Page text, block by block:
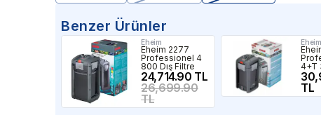
Benzer Ürünler
Eheim
Eheim 2277
Professionel 4
800 Dış Filtre
24,714.90 TL
26,699.90
TL
Eheim
4+T
TL